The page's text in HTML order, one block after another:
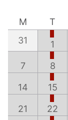
M
T
31
1
7 8
14 15
21 22